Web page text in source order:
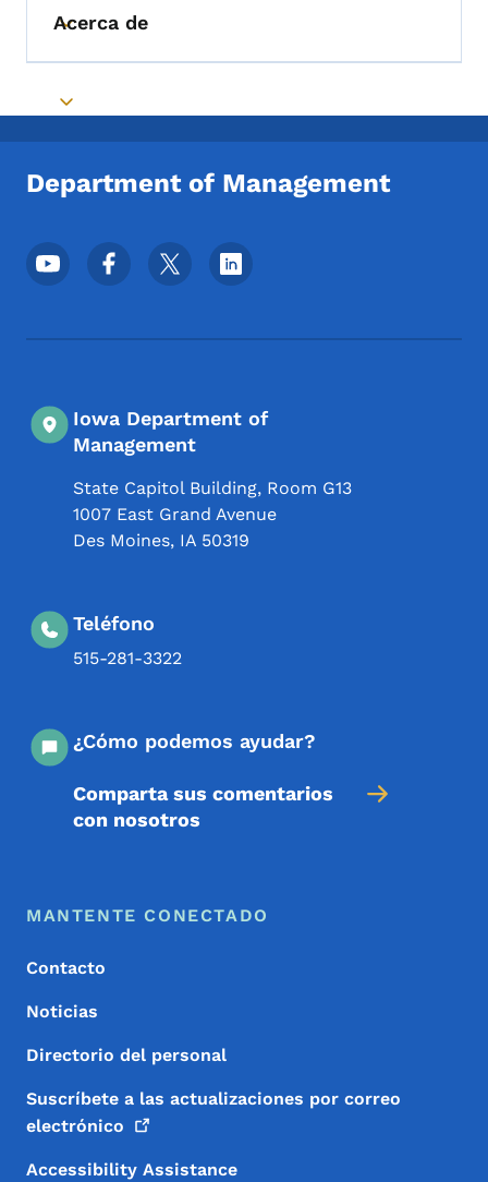
Toggle submenu
Acerca de
Toggle submenu
Department of Management
Menú de redes sociales del pie de página
Iowa Department of
Management
State Capitol Building, Room G13
1007 East Grand Avenue
Des Moines, IA 50319
Teléfono
515-281-3322
¿Cómo podemos ayudar?
Comparta sus comentarios
con nosotros
Menú de pie de página
Footer
MANTENTE CONECTADO
Contacto
Noticias
Directorio del personal
Suscríbete a las actualizaciones por correo
electrónico
Accessibility Assistance